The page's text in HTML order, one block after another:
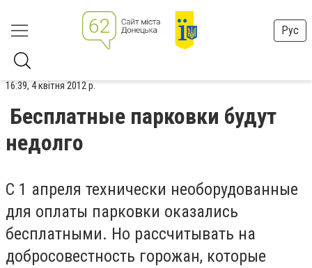
Рус
16:39, 4 квітня 2012 р.
Бесплатные парковки будут
недолго
С 1 апреля технически необорудованные
для оплаты парковки оказались
бесплатными. Но рассчитывать на
добросовестность горожан, которые